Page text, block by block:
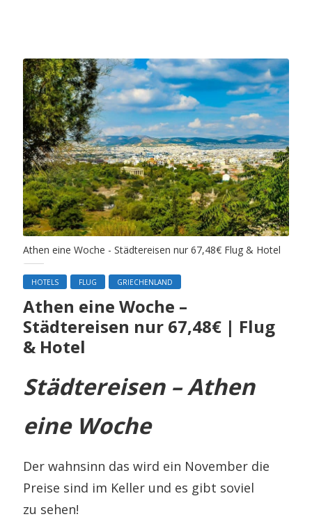
Athen eine Woche - Städtereisen nur 67,48€ Flug & Hotel
HOTELS FLUG GRIECHENLAND
Athen eine Woche –
Städtereisen nur 67,48€ | Flug
& Hotel
Städtereisen – Athen
eine Woche
Der wahnsinn das wird ein November die
Preise sind im Keller und es gibt soviel
zu sehen!